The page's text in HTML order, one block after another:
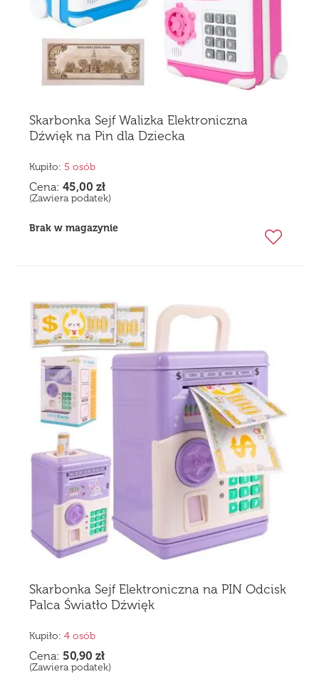
Skarbonka Sejf Walizka Elektroniczna
Dźwięk na Pin dla Dziecka
Kupiło: 5 osób
Cena: 45,00 zł
(Zawiera podatek)
Brak w magazynie
Skarbonka Sejf Elektroniczna na PIN Odcisk
Palca Światło Dźwięk
Kupiło: 4 osób
Cena: 50,90 zł
(Zawiera podatek)